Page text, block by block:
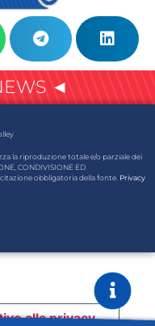
◄
la riproduzione totale e/o parziale dei
CONDIVISIONE ED
obbligatoria della fonte. Privacy
alla privacy